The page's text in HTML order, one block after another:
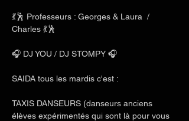
💃🕺 Professeurs : Georges & Laura  /
Charles 💃🕺
🎧 DJ YOU / DJ STOMPY 🎧
SAIDA tous les mardis c'est :
TAXIS DANSEURS (danseurs anciens
élèves expérimentés qui sont là pour vous